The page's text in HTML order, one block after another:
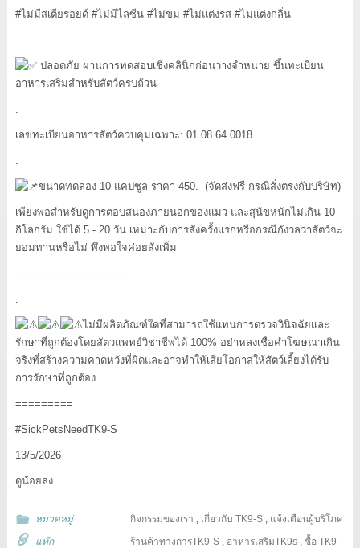
#ไม่มีสเตียรอยด์ #ไม่มีไลซีน #ไม่ขม #ไม่แต่งรส #ไม่แต่งกลิ่น
ปลอดภัย ผ่านการทดสอบเชิงคลินิกก่อนวางจำหน่าย ขึ้นทะเบียน
อาหารเสริมสำหรับสัตว์ครบถ้วน
เลขทะเบียนอาหารสัตว์ควบคุมเฉพาะ: 01 08 64 0018
ขนาดทดลอง 10 แคปซูล ราคา 450.- (จัดส่งฟรี กรณีสั่งตรงกับบริษัท)
เพียงพอสำหรับดูการตอบสนองภายนอกของแมว และสุนัขหนักไม่เกิน 10
กิโลกรัม ใช้ได้ 5 - 20 วัน เหมาะกับการสั่งครั้งแรกหรือกรณีกังวลว่าสัตว์จะ
ยอมทานหรือไม่ พึงพอใจค่อยสั่งเพิ่ม
----------------------------------
ไม่มีผลิตภัณฑ์ใดที่สามารถใช้แทนการตรวจวินิจฉัยและ
รักษาที่ถูกต้องโดยสัตวแพทย์วิชาชีพได้ 100% อย่าหลงเชื่อคำโฆษณาเกิน
จริงที่สร้างความคาดหวังที่ผิดและอาจทำให้เสียโอกาสให้สัตว์เลี้ยงได้รับ
การรักษาที่ถูกต้อง
=========
#SickPetsNeedTK9-S
13/5/2026
ดูน้อยลง
หมวดหมู่ กิจกรรมของเรา เกี่ยวกับ TK9-S
แจ้งเตือนผู้บริโภค
แท๊ก
ร้านค้าทางการTK9-S อาหารเสริมTK9s ,ซื้อ TK9-